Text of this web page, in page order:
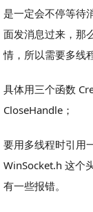
是一定会不停等待
面发消息过来，那
情，所以需要多线程
具体用三个函数
CloseHandle；
要用多线程时引用
WinSocket.h 这个
有一些报错。